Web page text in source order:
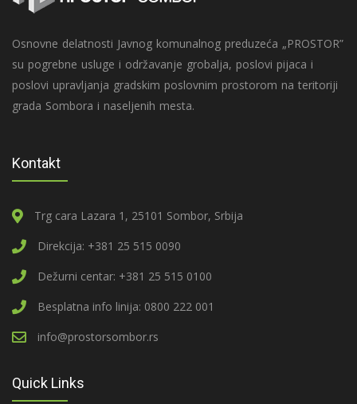
Osnovne delatnosti Javnog komunalnog preduzeća „PROSTOR”
su pogrebne usluge i održavanje grobalja, poslovi pijaca i
poslovi upravljanja gradskim poslovnim prostorom na teritoriji
grada Sombora i naseljenih mesta.
Kontakt
Trg cara Lazara 1, 25101 Sombor, Srbija
Direkcija: +381 25 515 0090
Dežurni centar: +381 25 515 0100
Besplatna info linija: 0800 222 001
info@prostorsombor.rs
Quick Links